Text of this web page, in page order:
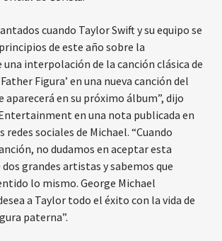
cuando Taylor Swift y su equipo se
de este año sobre la
interpolación de la canción clásica de
Figura’ en una nueva canción del
en su próximo álbum”, dijo
en una nota publicada en
redes sociales de Michael. “Cuando
no dudamos en aceptar esta
grandes artistas y sabemos que
lo mismo. George Michael
a Taylor todo el éxito con la vida de
paterna”.